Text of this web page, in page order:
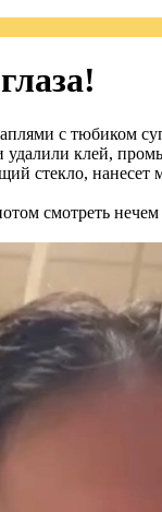
с тюбиком
клей,
стекло,
смотреть нечем